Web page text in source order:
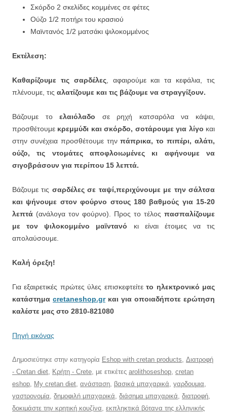
Σκόρδο 2 σκελίδες κομμένες σε φέτες
Ούζο 1/2 ποτήρι του κρασιού
Μαϊντανός 1/2 ματσάκι ψιλοκομμένος
Εκτέλεση:
Καθαρίζουμε τις σαρδέλες, αφαιρούμε και τα κεφάλια, τις
πλένουμε, τις αλατίζουμε και τις βάζουμε να στραγγίξουν.
Βάζουμε τοελαιόλαδο σε ρηχή κατσαρόλα να κάψει,
προσθέτουμε κρεμμύδι και σκόρδο, σοτάρουμε για λίγο και
στην συνέχεια προσθέτουμε τηνπάπρικα, το πιπέρι, αλάτι,
ούζο, τις ντομάτες αποφλοιωμένες κι αφήνουμε να
σιγοβράσουν για περίπου 15 λεπτά.
Βάζουμε τις σαρδέλες σε ταψί,περιχύνουμε με την σάλτσα
και ψήνουμε στον φούρνο στους 180 βαθμούς για 15-20
λεπτά (ανάλογα τον φούρνο). Προς το τέλος πασπαλίζουμε
με τον ψιλοκομμένο μαϊντανό κι είναι έτοιμες να τις
απολαύσουμε.
Καλή όρεξη!
Για εξαιρετικές πρώτες ύλες επισκεφτείτετο ηλεκτρονικό μας
κατάστημα cretaneshop.grκαι για οποιαδήποτε ερώτηση
καλέστε μας στο 2810-821080
Πηγή εικόνας
Δημοσιεύτηκε στην κατηγορία Eshop with cretan products, Διατροφή
- Cretan diet, Κρήτη - Crete, με ετικέτες arolithoseshop, cretan
eshop, My cretan diet, ανάσταση, βασικά μπαχαρικά, γαρδουμια,
γαστρονομία, δημοφιλή μπαχαρικά, διάσημα μπαχαρικά, διατροφή,
δοκιμάστε την κρητική κουζίνα, εκπληκτικά βότανα της ελληνικής